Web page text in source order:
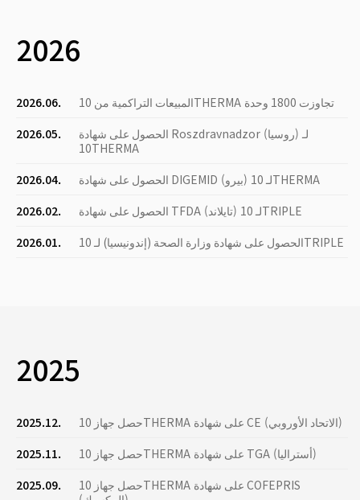
2026
2026.06.
المبيعات التراكمية من 10THERMA تجاوزت 1800 وحدة
2026.05.
الحصول على شهادة Roszdravnadzor (روسيا) لـ
10THERMA
2026.04.
الحصول على شهادة DIGEMID (بيرو) لـ 10THERMA
2026.02.
الحصول على شهادة TFDA (تايلاند) لـ 10TRIPLE
2026.01.
الحصول على شهادة وزارة الصحة (إندونيسيا) لـ 10TRIPLE
2025
2025.12.
حصل جهاز 10THERMA على شهادة CE (الاتحاد الأوروبي)
2025.11.
حصل جهاز 10THERMA على شهادة TGA (أستراليا)
2025.09.
حصل جهاز 10THERMA على شهادة COFEPRIS